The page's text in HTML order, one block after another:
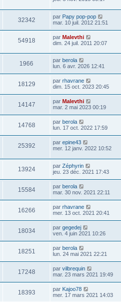
32342 par Papy pop-pop
mar. 10 juil. 2012 21:51
54918 par Malevthi
dim. 24 juil. 2011 20:07
1966 par berola
lun. 6 avr. 2026 12:41
18129 par rhavrane
dim. 15 oct. 2023 20:45
14147 par Malevthi
mar. 2 mai 2023 00:19
14768 par berola
lun. 17 oct. 2022 17:59
25392 par epine43
mer. 12 janv. 2022 10:52
13924 par Zéphyrin
jeu. 23 déc. 2021 17:43
15584 par berola
mar. 30 nov. 2021 22:11
16266 par rhavrane
mer. 13 oct. 2021 20:41
18034 par gegedej
ven. 4 juin 2021 10:26
18251 par berola
lun. 24 mai 2021 22:21
17248 par vilbrequin
mar. 23 mars 2021 19:49
18393 par Kajoo78
mer. 17 mars 2021 14:03